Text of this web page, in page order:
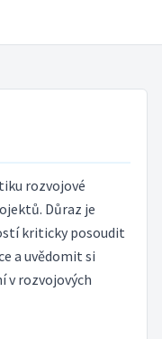
rozvojové
Důraz je
kriticky posoudit
a uvědomit si
v rozvojových